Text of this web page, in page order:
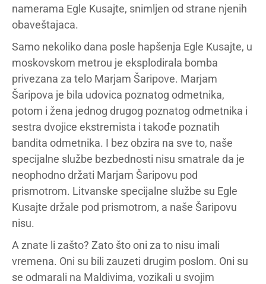
namerama Egle Kusajte, snimljen od strane njenih
obaveštajaca.
Samo nekoliko dana posle hapšenja Egle Kusajte, u
moskovskom metrou je eksplodirala bomba
privezana za telo Marjam Šaripove. Marjam
Šaripova je bila udovica poznatog odmetnika,
potom i žena jednog drugog poznatog odmetnika i
sestra dvojice ekstremista i takođe poznatih
bandita odmetnika. I bez obzira na sve to, naše
specijalne službe bezbednosti nisu smatrale da je
neophodno držati Marjam Šaripovu pod
prismotrom. Litvanske specijalne službe su Egle
Kusajte držale pod prismotrom, a naše Šaripovu
nisu.
A znate li zašto? Zato što oni za to nisu imali
vremena. Oni su bili zauzeti drugim poslom. Oni su
se odmarali na Maldivima, vozikali u svojim